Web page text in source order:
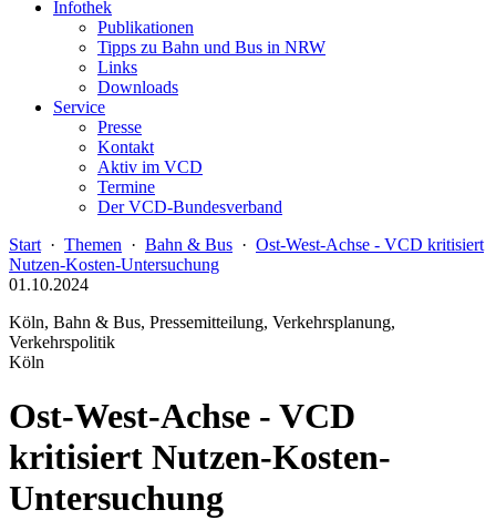
Infothek
Publikationen
Tipps zu Bahn und Bus in NRW
Links
Downloads
Service
Presse
Kontakt
Aktiv im VCD
Termine
Der VCD-Bundesverband
Start · Themen · Bahn & Bus · Ost-West-Achse - VCD kritisiert
Nutzen-Kosten-Untersuchung
01.10.2024
Köln, Bahn & Bus, Pressemitteilung, Verkehrsplanung,
Verkehrspolitik
Köln
Ost-West-Achse - VCD
kritisiert Nutzen-Kosten-
Untersuchung